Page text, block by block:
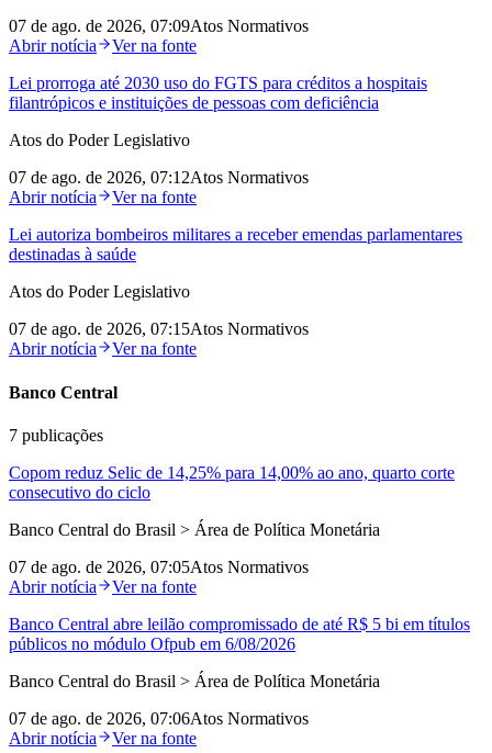
07 de ago. de 2026, 07:09Atos Normativos
Abrir notícia
Ver na fonte
Lei prorroga até 2030 uso do FGTS para créditos a hospitais
filantrópicos e instituições de pessoas com deficiência
Atos do Poder Legislativo
07 de ago. de 2026, 07:12Atos Normativos
Abrir notícia
Ver na fonte
Lei autoriza bombeiros militares a receber emendas parlamentares
destinadas à saúde
Atos do Poder Legislativo
07 de ago. de 2026, 07:15Atos Normativos
Abrir notícia
Ver na fonte
Banco Central
7 publicações
Copom reduz Selic de 14,25% para 14,00% ao ano, quarto corte
consecutivo do ciclo
Banco Central do Brasil > Área de Política Monetária
07 de ago. de 2026, 07:05Atos Normativos
Abrir notícia
Ver na fonte
Banco Central abre leilão compromissado de até R$ 5 bi em títulos
públicos no módulo Ofpub em 6/08/2026
Banco Central do Brasil > Área de Política Monetária
07 de ago. de 2026, 07:06Atos Normativos
Abrir notícia
Ver na fonte